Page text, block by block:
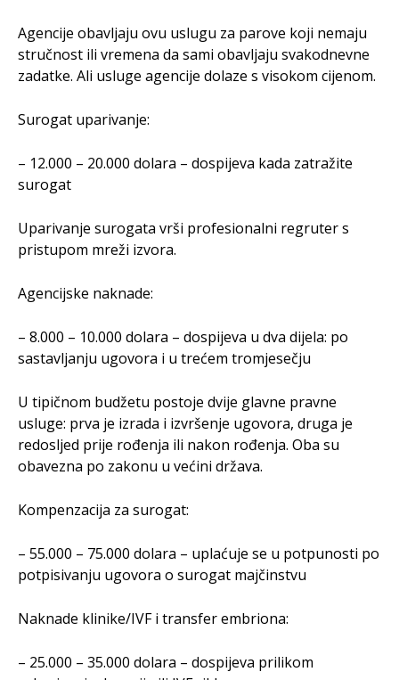
Agencije obavljaju ovu uslugu za parove koji nemaju
stručnost ili vremena da sami obavljaju svakodnevne
zadatke. Ali usluge agencije dolaze s visokom cijenom.
Surogat uparivanje:
– 12.000 – 20.000 dolara – dospijeva kada zatražite
surogat
Uparivanje surogata vrši profesionalni regruter s
pristupom mreži izvora.
Agencijske naknade:
– 8.000 – 10.000 dolara – dospijeva u dva dijela: po
sastavljanju ugovora i u trećem tromjesečju
U tipičnom budžetu postoje dvije glavne pravne
usluge: prva je izrada i izvršenje ugovora, druga je
redosljed prije rođenja ili nakon rođenja. Oba su
obavezna po zakonu u većini država.
Kompenzacija za surogat:
– 55.000 – 75.000 dolara – uplaćuje se u potpunosti po
potpisivanju ugovora o surogat majčinstvu
Naknade klinike/IVF i transfer embriona:
– 25.000 – 35.000 dolara – dospijeva prilikom